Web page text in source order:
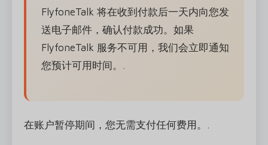
FlyfoneTalk 将在收到付款后一天内向您发
送电子邮件，确认付款成功。如果
FlyfoneTalk 服务不可用，我们会立即通知
您预计可用时间。.
在账户暂停期间，您无需支付任何费用。.